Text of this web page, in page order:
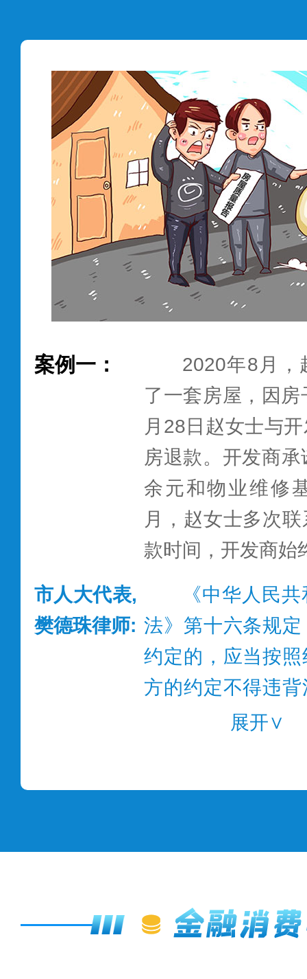
任免除、理赔服
对不理解的内容
时作出解释，避
造成自身权益受损
案例一：
2020年8月，
了一套房屋，因
月28日赵女士与
房退款。开发商
余元和物业维修
月，赵女士多次
款时间，开发商始
市人大代表,
樊德珠律师:
《中华人民
法》第十六条规
约定的，应当按
方的约定不得违
本案中经营者和
展开∨